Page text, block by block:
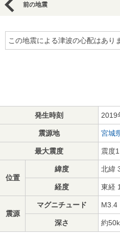
前の地震
この地震による津波の心配はあり
発生時刻 2019
震源地 宮城
最大震度 震度1
位置
緯度 北緯
経度 東経
震源
マグニチュード M3.4
深さ 約